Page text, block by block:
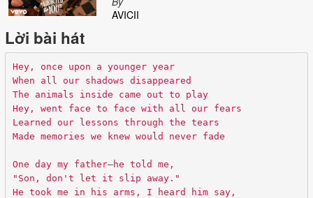
AVICII
Lời bài hát
Hey, once upon a younger year
When all our shadows disappeared
The animals inside came out to play
Hey, went face to face with all our fears
Learned our lessons through the tears
Made memories we knew would never fade
One day my father—he told me,
"Son, don't let it slip away."
He took me in his arms, I heard him say,